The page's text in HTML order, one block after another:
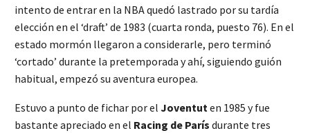
intento de entrar en la NBA quedó lastrado por su tardía
elección en el ‘draft’ de 1983 (cuarta ronda, puesto 76). En el
estado mormón llegaron a considerarle, pero terminó
‘cortado’ durante la pretemporada y ahí, siguiendo guión
habitual, empezó su aventura europea.
Estuvo a punto de fichar por el Joventuten 1985 y fue
bastante apreciado en el Racing de París durante tres